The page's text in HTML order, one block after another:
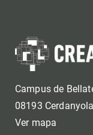
Campus de
08193
Ver mapa